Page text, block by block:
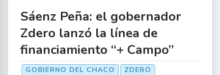
Sáenz Peña: el gobernador
Zdero lanzó la línea de
financiamiento “+ Campo”
GOBIERNO DEL CHACO
ZDERO